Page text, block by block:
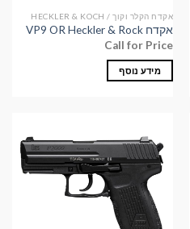
אקדח הקלר וקוך / HECKLER & KOCH
אקדח VP9 OR Heckler & Rock
Call for Price
מידע נוסף